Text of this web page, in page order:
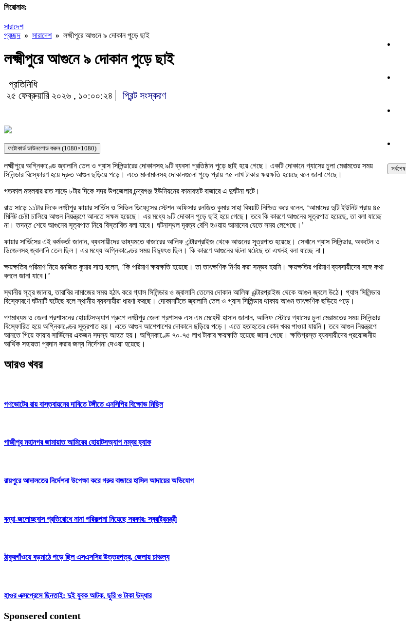
শিরোনাম:
সারাদেশ
প্রচ্ছদ » সারাদেশ» লক্ষ্মীপুরে আগুনে ৯ দোকান পুড়ে ছাই
লক্ষ্মীপুরে আগুনে ৯ দোকান পুড়ে ছাই
প্রতিনিধি
২৫ ফেব্রুয়ারি ২০২৬ , ১০:০০:২৪
প্রিন্ট সংস্করণ
ফটোকার্ড ডাউনলোড করুন (1080×1080)
লক্ষ্মীপুরে অগ্নিকাণ্ডে জ্বালানি তেল ও গ্যাস সিলিন্ডারের দোকানসহ ৯টি ব্যবসা প্রতিষ্ঠান পুড়ে ছাই হয়ে গেছে। একটি দোকানে গ্যাসের চুলা মেরামতের সময়
সিলিন্ডার বিস্ফোরণ হয়ে দ্রুত আগুন ছড়িয়ে পড়ে। এতে মালামালসহ দোকানগুলো পুড়ে প্রায় ৭৫ লাখ টাকার ক্ষয়ক্ষতি হয়েছে বলে জানা গেছে।
গতকাল মঙ্গলবার রাত সাড়ে ৮টার দিকে সদর উপজেলার চন্দ্রগঞ্জ ইউনিয়নের কামারহাট বাজারে এ দুর্ঘটনা ঘটে।
রাত সাড়ে ১১টার দিকে লক্ষ্মীপুর ফায়ার সার্ভিস ও সিভিল ডিফেন্সের স্টেশন অফিসার রনজিত কুমার সাহা বিষয়টি নিশ্চিত করে বলেন, ‘আমাদের দুটি ইউনিট প্রায় ৪৫
মিনিট চেষ্টা চালিয়ে আগুন নিয়ন্ত্রণে আনতে সক্ষম হয়েছে। এর মধ্যে ৯টি দোকান পুড়ে ছাই হয়ে গেছে। তবে কি কারণে আগুনের সূত্রপাত হয়েছে, তা বলা যাচ্ছে
না। তদন্ত শেষে আগুনের সূত্রপাত নিয়ে বিস্তারিত বলা যাবে। ঘটনাস্থল দূরত্ব বেশি হওয়ায় আমাদের যেতে সময় লেগেছে।’
ফায়ার সার্ভিসের এই কর্মকর্তা জানান, ব্যবসায়ীদের ভাষ্যমতে বাজারের আলিফ এন্টারপ্রাইজ থেকে আগুনের সূত্রপাত হয়েছে। সেখানে গ্যাস সিলিন্ডার, অকটেন ও
ডিজেলসহ জ্বালানি তেল ছিল। এর মধ্যে অগ্নিকাণ্ডের সময় বিদ্যুৎও ছিল। কি কারণে আগুনের ঘটনা ঘটেছে তা এখনই বলা যাচ্ছে না।
ক্ষয়ক্ষতির পরিমাণ নিয়ে রনজিত কুমার সাহা বলেন, ‘কি পরিমাণ ক্ষয়ক্ষতি হয়েছে। তা তাৎক্ষণিক নির্ণয় করা সম্ভব হয়নি। ক্ষয়ক্ষতির পরিমাণ ব্যবসায়ীদের সঙ্গে কথা
বললে জানা যাবে।’
স্থানীয় সূত্র জানায়, তারাবির নামাজের সময় হঠাৎ করে গ্যাস সিলিন্ডার ও জ্বালানি তেলের দোকান আলিফ এন্টারপ্রাইজ থেকে আগুন জ্বলে উঠে। গ্যাস সিলিন্ডার
বিস্ফোরণে ঘটনাটি ঘটেছে বলে স্থানীয় ব্যবসায়ীরা ধারণা করছে। দোকানটিতে জ্বালানি তেল ও গ্যাস সিলিন্ডার থাকায় আগুন তাৎক্ষণিক ছড়িয়ে পড়ে।
গণমাধ্যম ও জেলা প্রশাসনের হোয়াটসঅ্যাপ গ্রুপে লক্ষ্মীপুর জেলা প্রশাসক এস এম মেহেদী হাসান জানান, আলিফ স্টোরে গ্যাসের চুলা মেরামতের সময় সিলিন্ডার
বিস্ফোরিত হয়ে অগ্নিকাণ্ডের সূত্রপাত হয়। এতে আগুন আশেপাশের দোকানে ছড়িয়ে পড়ে। এতে হতাহতের কোন খবর পাওয়া যায়নি। তবে আগুন নিয়ন্ত্রণে
আনতে গিয়ে ফায়ার সার্ভিসের একজন সদস্য আহত হয়। অগ্নিকাণ্ডে ৭০-৭৫ লাখ টাকার ক্ষয়ক্ষতি হয়েছে জানা গেছে। ক্ষতিগ্রস্ত ব্যবসায়ীদের প্রয়োজনীয়
আর্থিক সহায়তা প্রদান করার জন্য নির্দেশনা দেওয়া হয়েছে।
আরও খবর
গণভোটের রায় বাস্তবায়নের দাবিতে টঙ্গীতে এনসিপির বিক্ষোভ মিছিল
গাজীপুর মহানগর জামায়াত আমিরের হোয়াটসঅ্যাপ নম্বর হ্যাক
রায়পুরে আদালতের নির্দেশনা উপেক্ষা করে গরুর বাজারে হাসিল আদায়ের অভিযোগ
বন্যা-জলোচ্ছ্বাস প্রতিরোধে নানা পরিকল্পনা নিয়েছে সরকার: স্বরাষ্ট্রমন্ত্রী
ঠাকুরগাঁওয়ে বড়মাঠে পড়ে ছিল এসএসসির উত্তরপত্র, জেলায় চাঞ্চল্য
হাওর এক্সপ্রেসে ছিনতাই: দুই যুবক আটক, ছুরি ও টাকা উদ্ধার
Sponsered content
সর্বশেষ